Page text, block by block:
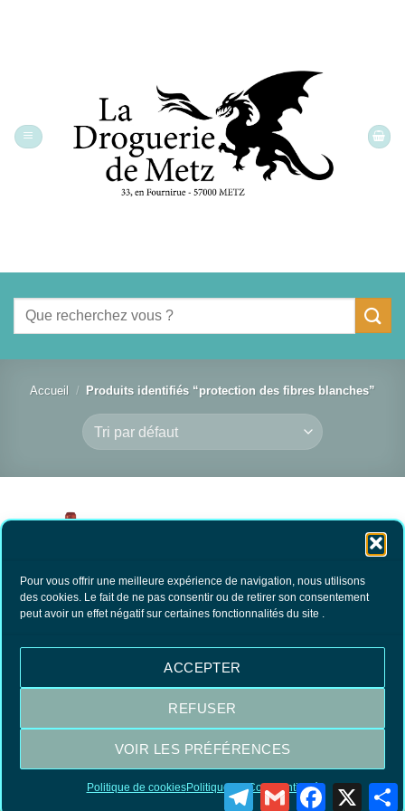
Pour vous offrir une meilleure expérience de navigation, nous utilisons
des cookies. Le fait de ne pas consentir ou de retirer son consentement
peut avoir un effet négatif sur certaines fonctionnalités du site .
ACCEPTER
REFUSER
VOIR LES PRÉFÉRENCES
Politique de cookiesPolitique de Confidentialité
Recherche
pour :
Accueil / Produits identifiés “protection des fibres blanches”
Lessive Passion du
14.80€ TTC
PANIER
Visa MasterCardPayPal
TelegramGmail Facebook